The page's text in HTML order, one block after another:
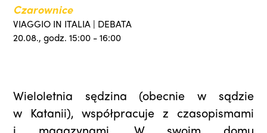
Czarownice
VIAGGIO IN ITALIA | DEBATA
20.08., godz. 15:00 - 16:00
Wieloletnia sędzina (obecnie w sądzie
w Katanii), współpracuje z czasopismami
i magazynami. W swoim domu